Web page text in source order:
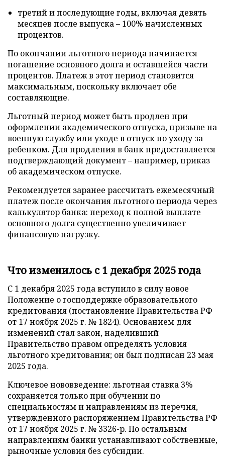
третий и последующие годы, включая девять
месяцев после выпуска – 100% начисленных
процентов.
По окончании льготного периода начинается
погашение основного долга и оставшейся части
процентов. Платеж в этот период становится
максимальным, поскольку включает обе
составляющие.
Льготный период может быть продлен при
оформлении академического отпуска, призыве на
военную службу или уходе в отпуск по уходу за
ребенком. Для продления в банк предоставляется
подтверждающий документ – например, приказ
об академическом отпуске.
Рекомендуется заранее рассчитать ежемесячный
платеж после окончания льготного периода через
калькулятор банка: переход к полной выплате
основного долга существенно увеличивает
финансовую нагрузку.
Что изменилось с 1 декабря 2025 года
С 1 декабря 2025 года вступило в силу новое
Положение о господдержке образовательного
кредитования (постановление Правительства РФ
от 17 ноября 2025 г. № 1824). Основанием для
изменений стал закон, наделивший
Правительство правом определять условия
льготного кредитования; он был подписан 23 мая
2025 года.
Ключевое нововведение: льготная ставка 3%
сохраняется только при обучении по
специальностям и направлениям из перечня,
утвержденного распоряжением Правительства РФ
от 17 ноября 2025 г. № 3326-р. По остальным
направлениям банки устанавливают собственные,
рыночные условия без субсидии.